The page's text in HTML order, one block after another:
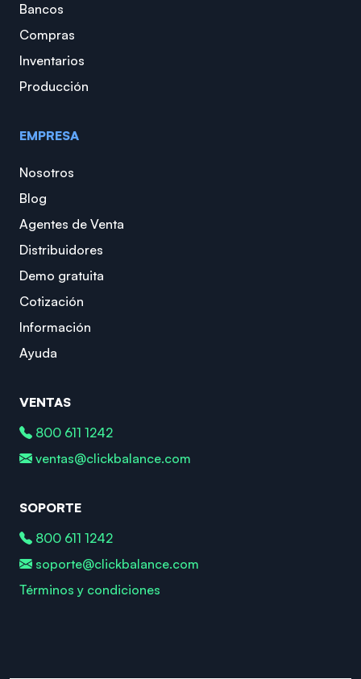
Bancos
Compras
Inventarios
Producción
EMPRESA
Nosotros
Blog
Agentes de Venta
Distribuidores
Demo gratuita
Cotización
Información
Ayuda
VENTAS
800 611 1242
ventas@clickbalance.com
SOPORTE
800 611 1242
soporte@clickbalance.com
Términos y condiciones